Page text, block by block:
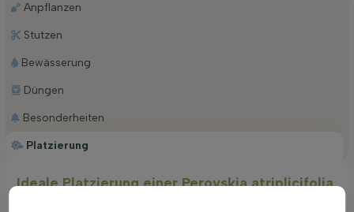
Platzierung
Anpflanzen
Stutzen
Bewässerung
Düngen
Besonderheiten
Ideale Platzierung einer Perovskia atriplicifolia